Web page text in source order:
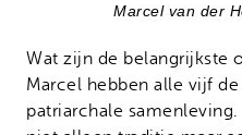
Marcel van der
Wat zijn de belangrijkste
Marcel hebben alle vijf
patriarchale